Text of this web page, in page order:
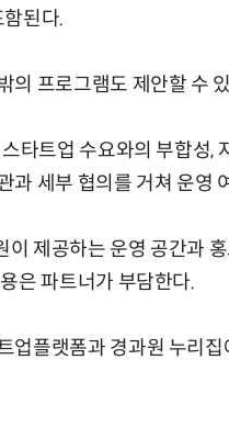
된다.
의 프로그램도 제안할 수
타트업 수요와의 부합성,
과 세부 협의를 거쳐 운영
제공하는 운영 공간과
은 파트너가 부담한다.
업플랫폼과 경과원 누리